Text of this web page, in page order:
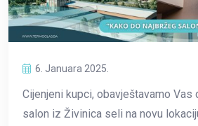
6. Januara 2025.
Cijenjeni kupci, obavještavamo
salon iz Živinica seli na novu